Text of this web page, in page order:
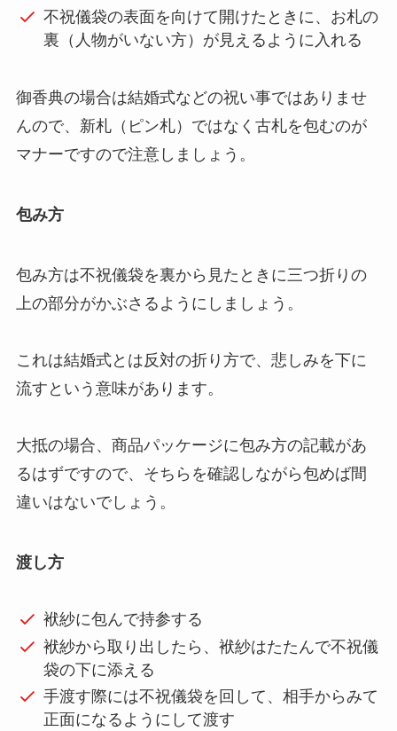
不祝儀袋の表面を向けて開けたときに、お札の
裏（人物がいない方）が見えるように入れる
御香典の場合は結婚式などの祝い事ではありませ
んので、新札（ピン札）ではなく古札を包むのが
マナーですので注意しましょう。
包み方
包み方は不祝儀袋を裏から見たときに三つ折りの
上の部分がかぶさるようにしましょう。
これは結婚式とは反対の折り方で、悲しみを下に
流すという意味があります。
大抵の場合、商品パッケージに包み方の記載があ
るはずですので、そちらを確認しながら包めば間
違いはないでしょう。
渡し方
袱紗に包んで持参する
袱紗から取り出したら、袱紗はたたんで不祝儀
袋の下に添える
手渡す際には不祝儀袋を回して、相手からみて
正面になるようにして渡す